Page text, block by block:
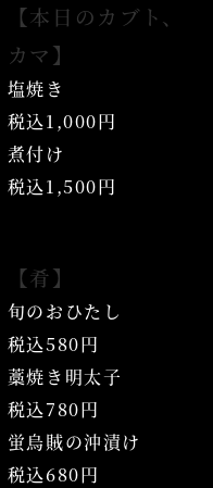
【本日のカブト、
カマ】
塩焼き
税込1,000円
煮付け
税込1,500円
【肴】
旬のおひたし
税込580円
藁焼き明太子
税込780円
蛍烏賊の沖漬け
税込680円